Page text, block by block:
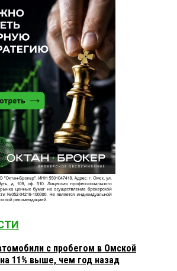
с пробегом в Омской
11% выше, чем год назад